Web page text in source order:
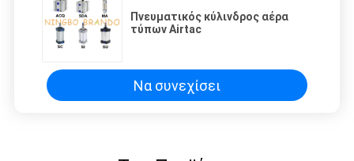
Πνευματικός κύλινδρος αέρα
τύπων Airtac
Να συνεχίσει